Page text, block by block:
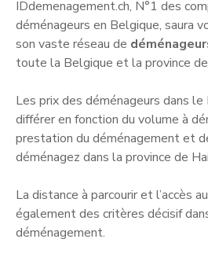
IDdemenagement.ch, N°1 des
déménageurs en Belgique, saura
son vaste réseau de
toute la Belgique et la province
Les prix des déménageurs dans
différer en fonction du volume à
prestation du déménagement et
déménagez dans la province de
La distance à parcourir et l’accès
également des critères décisif
déménagement.